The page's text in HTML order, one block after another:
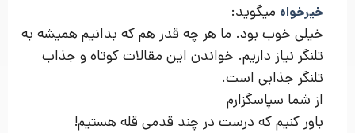
خیرخواه میگوید:
خیلی خوب بود. ما هر چه قدر هم که بدانیم همیشه به
تلنگر نیاز داریم. خواندن این مقالات کوتاه و جذاب
تلنگر جذابی است.
از شما سپاسگزارم
باور کنیم که درست در چند قدمی قله هستیم!